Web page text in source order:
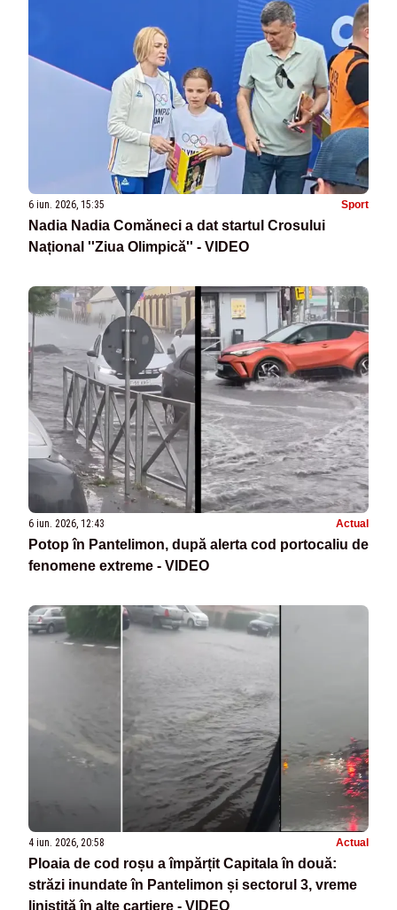
6 iun. 2026, 15:35 Sport
Nadia Nadia Comăneci a dat startul Crosului
Național ''Ziua Olimpică'' - VIDEO
6 iun. 2026, 12:43 Actual
Potop în Pantelimon, după alerta cod portocaliu de
fenomene extreme - VIDEO
4 iun. 2026, 20:58 Actual
Ploaia de cod roșu a împărțit Capitala în două:
străzi inundate în Pantelimon și sectorul 3, vreme
liniștită în alte cartiere - VIDEO